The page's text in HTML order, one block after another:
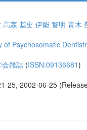
高森 基史 伊能 智明 青木
of Psychosomatic
会雑誌 (ISSN:09136681)
25, 2002-06-25